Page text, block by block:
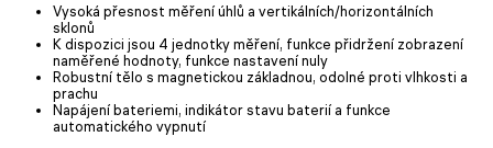
Vysoká přesnost měření úhlů a vertikálních/horizontálních
sklonů
K dispozici jsou 4 jednotky měření, funkce přidržení zobrazení
naměřené hodnoty, funkce nastavení nuly
Robustní tělo s magnetickou základnou, odolné proti vlhkosti a
prachu
Napájení bateriemi, indikátor stavu baterií a funkce
automatického vypnutí